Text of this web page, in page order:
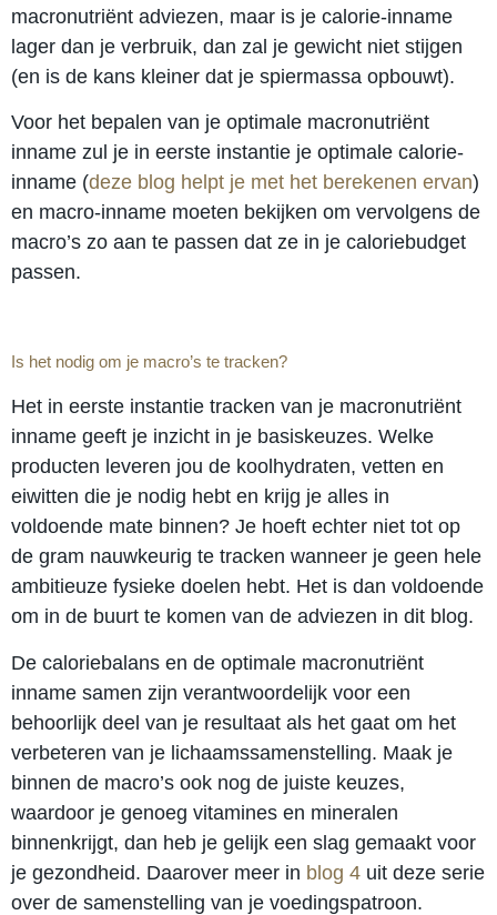
macronutriënt adviezen, maar is je calorie-inname
lager dan je verbruik, dan zal je gewicht niet stijgen
(en is de kans kleiner dat je spiermassa opbouwt).
Voor het bepalen van je optimale macronutriënt
inname zul je in eerste instantie je optimale calorie-
inname (deze blog helpt je met het berekenen ervan)
en macro-inname moeten bekijken om vervolgens de
macro’s zo aan te passen dat ze in je caloriebudget
passen.
Is het nodig om je macro’s te tracken?
Het in eerste instantie tracken van je macronutriënt
inname geeft je inzicht in je basiskeuzes. Welke
producten leveren jou de koolhydraten, vetten en
eiwitten die je nodig hebt en krijg je alles in
voldoende mate binnen? Je hoeft echter niet tot op
de gram nauwkeurig te tracken wanneer je geen hele
ambitieuze fysieke doelen hebt. Het is dan voldoende
om in de buurt te komen van de adviezen in dit blog.
De caloriebalans en de optimale macronutriënt
inname samen zijn verantwoordelijk voor een
behoorlijk deel van je resultaat als het gaat om het
verbeteren van je lichaamssamenstelling. Maak je
binnen de macro’s ook nog de juiste keuzes,
waardoor je genoeg vitamines en mineralen
binnenkrijgt, dan heb je gelijk een slag gemaakt voor
je gezondheid. Daarover meer in blog 4 uit deze serie
over de samenstelling van je voedingspatroon.